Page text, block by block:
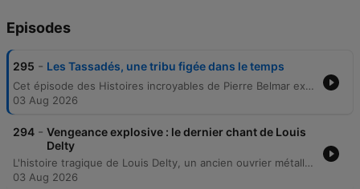
Episodes
295 - Les Tassadés, une tribu figée dans le temps
Cet épisode des Histoires incroyables de Pierre Belmar explore l'un des mystères les plus fascinants de l'anthropologie moderne : l'affaire des Tasaday aux Philippines. En 1972, une expédition de journalistes et de fonctionnaires prétend découvrir une tribu vivant à l'âge de pierre au cœur de la jungle de Mindanao, ignorant toute technologie depuis dix mille ans. Le récit retrace l'ascension médiatique fulgurante de ce groupe, surnommé les paléo-hippies, jusqu'à la remise en question brutale de leur existence. Entre enjeux politiques sous la loi martiale et découvertes fortuites des années 1980, l'épisode interroge la frontière entre découverte scientifique et mystification planétaire orchestrée à des fins lucratives.
03 Aug 2026
294 - Vengeance explosive : le dernier chant de Louis
Delty
L'histoire tragique de Louis Delty, un ancien ouvrier métallurgiste wallon dont la vie a basculé dans une spirale de vengeance et de démence. Après avoir été spolié de sa maison par sa propre mère, Madeleine, qui l'avait secrètement cédée à sa petite-fille, Delty s'est retrouvé isolé et ruiné, rejeté par le reste de sa famille. Utilisant son expertise acquise dans les arsenaux britanniques durant la Seconde Guerre mondiale, il a transformé son domicile en un véritable champ de mines composé de vingt pièges explosifs sophistiqués. L'épisode retrace la mise en place de ce plan machiavélique, de la fabrication des mécanismes artisanaux à l'installation d'engins chimiques et pyrotechniques dissimulés dans les murs et le mobilier. Le récit culmine avec l'accident fatal survenu lors de la tentative de perfectionnement de son dernier piège, révélant une fin aussi brutale que calculée.
03 Aug 2026